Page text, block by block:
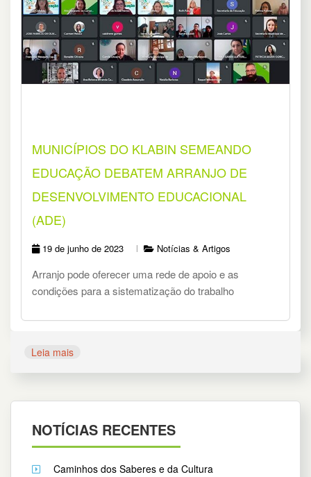
MUNICÍPIOS DO KLABIN SEMEANDO
EDUCAÇÃO DEBATEM ARRANJO DE
DESENVOLVIMENTO EDUCACIONAL
(ADE)
19 de junho de 2023 Notícias & Artigos
Arranjo pode oferecer uma rede de apoio e as
condições para a sistematização do trabalho
Leia mais
NOTÍCIAS RECENTES
Caminhos dos Saberes e da Cultura